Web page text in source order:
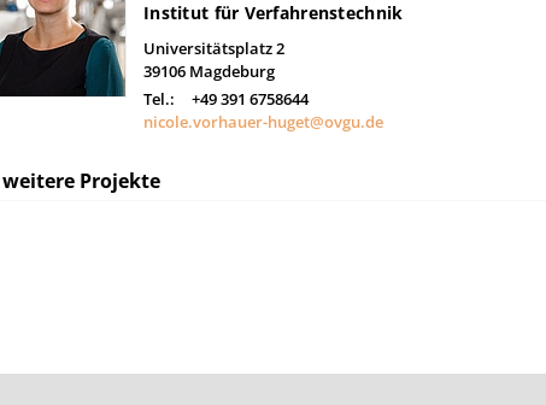
Institut für Verfahrenstechnik
Universitätsplatz 2
39106 Magdeburg
Tel.:
+49 391 6758644
nicole.vorhauer-huget@ovgu.de
weitere Projekte